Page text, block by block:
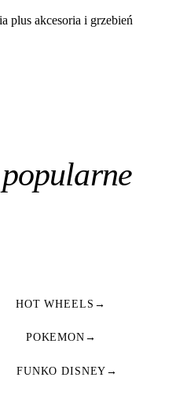
plus akcesoria i grzebień
popularne
HOT WHEELS →
POKEMON →
FUNKO DISNEY →